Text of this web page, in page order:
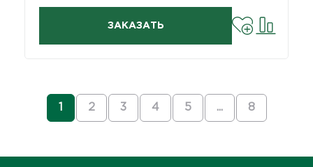
ЗАКАЗАТЬ
2 3 4 5 ... 8